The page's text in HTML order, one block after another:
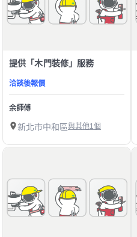
提供「木門裝修」服務
洽談後報價
余師傅
新北市中和區與其他1個